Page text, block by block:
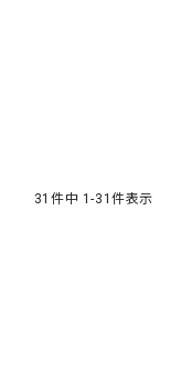
31 件中 1-31件表示